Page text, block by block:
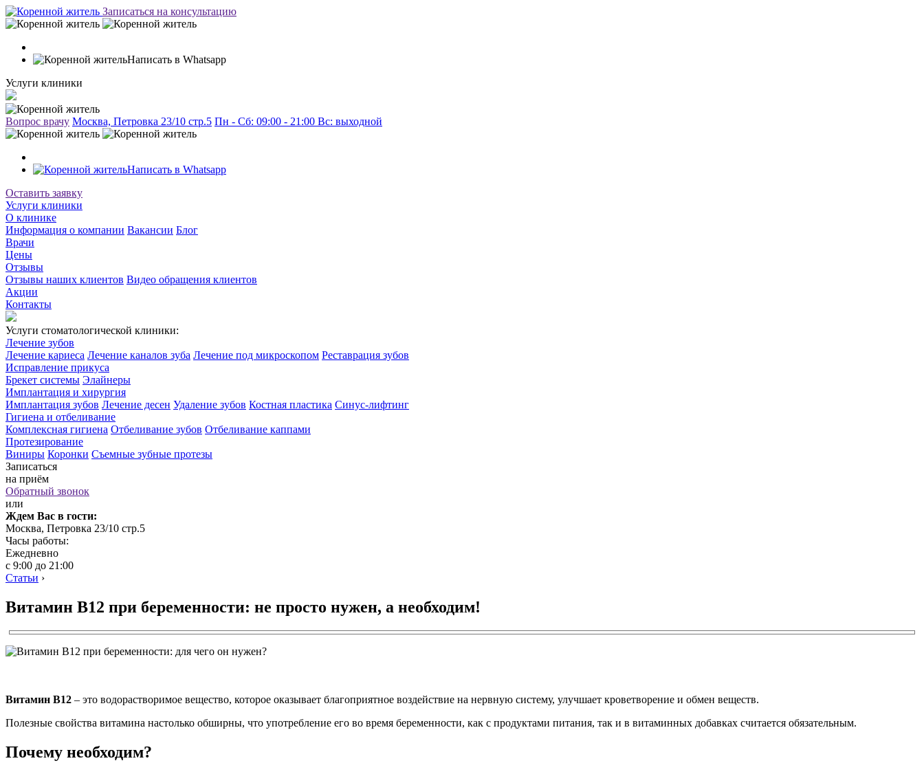
Записаться на консультацию
Написать в Whatsapp
Услуги клиники
Вопрос врачу Москва, Петровка 23/10 стр.5 Пн - Сб: 09:00 - 21:00 Вc: выходной
Написать в Whatsapp
Оставить заявку
Услуги клиники
О клинике
Информация о компании Вакансии Блог
Врачи
Цены
Отзывы
Отзывы наших клиентов Видео обращения клиентов
Акции
Контакты
Услуги стоматологической клиники:
Лечение зубов
Лечение кариеса Лечение каналов зуба Лечение под микроскопом Реставрация зубов
Исправление прикуса
Брекет системы Элайнеры
Имплантация и хирургия
Имплантация зубов Лечение десен Удаление зубов Костная пластика Синус-лифтинг
Гигиена и отбеливание
Комплексная гигиена Отбеливание зубов Отбеливание каппами
Протезирование
Виниры Коронки Съемные зубные протезы
Записаться
на приём
Обратный звонок
или
Ждем Вас в гости:
Москва, Петровка 23/10 стр.5
Часы работы:
Ежедневно
с 9:00 до 21:00
Статьи ›
Витамин В12 при беременности: не просто нужен, а необходим!
Витамин B12 – это водорастворимое вещество, которое оказывает благоприятное воздействие на нервную систему, улучшает кроветворение и обмен веществ.
Полезные свойства витамина настолько обширны, что употребление его во время беременности, как с продуктами питания, так и в витаминных добавках считается обязательным.
Почему необходим?